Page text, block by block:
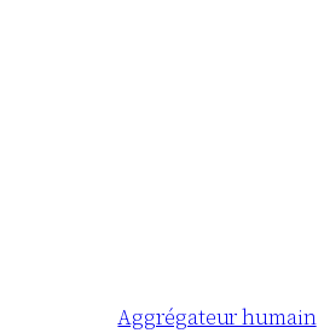
Aggrégateur humain